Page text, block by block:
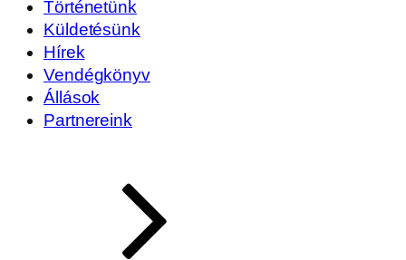
Történetünk
Küldetésünk
Hírek
Vendégkönyv
Állások
Partnereink